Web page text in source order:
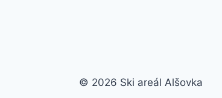
© 2026 Ski areál Alšovka